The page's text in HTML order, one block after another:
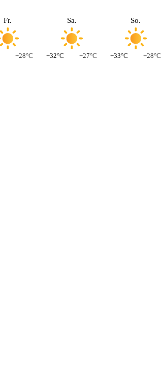
Fr.
+28°C
Sa.
+32°C +27°C
So.
+33°C +28°C